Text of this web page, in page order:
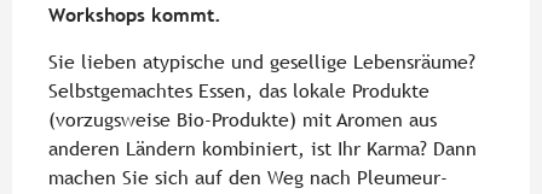
Workshops kommt.
Sie lieben atypische und gesellige Lebensräume?
Selbstgemachtes Essen, das lokale Produkte
(vorzugsweise Bio-Produkte) mit Aromen aus
anderen Ländern kombiniert, ist Ihr Karma? Dann
machen Sie sich auf den Weg nach Pleumeur-